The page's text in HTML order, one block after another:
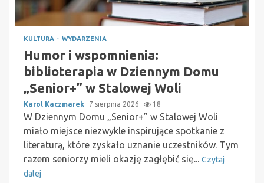
KULTURA WYDARZENIA
Humor i wspomnienia:
biblioterapia w Dziennym Domu
„Senior+” w Stalowej Woli
Karol Kaczmarek 7 sierpnia 2026 18
W Dziennym Domu „Senior+” w Stalowej Woli
miało miejsce niezwykle inspirujące spotkanie z
literaturą, które zyskało uznanie uczestników. Tym
razem seniorzy mieli okazję zagłębić się... Czytaj
dalej